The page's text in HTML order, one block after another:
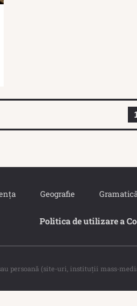
Geografie
Politica de utilizare a
persoană (site-uri, instituţii mass-